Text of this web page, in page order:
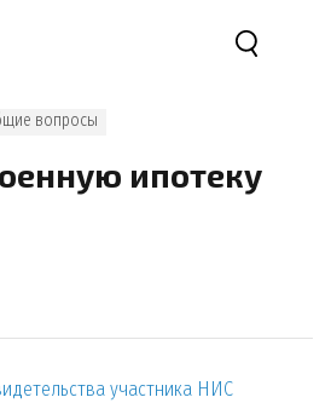
вопросы
ипотеку
участника НИС